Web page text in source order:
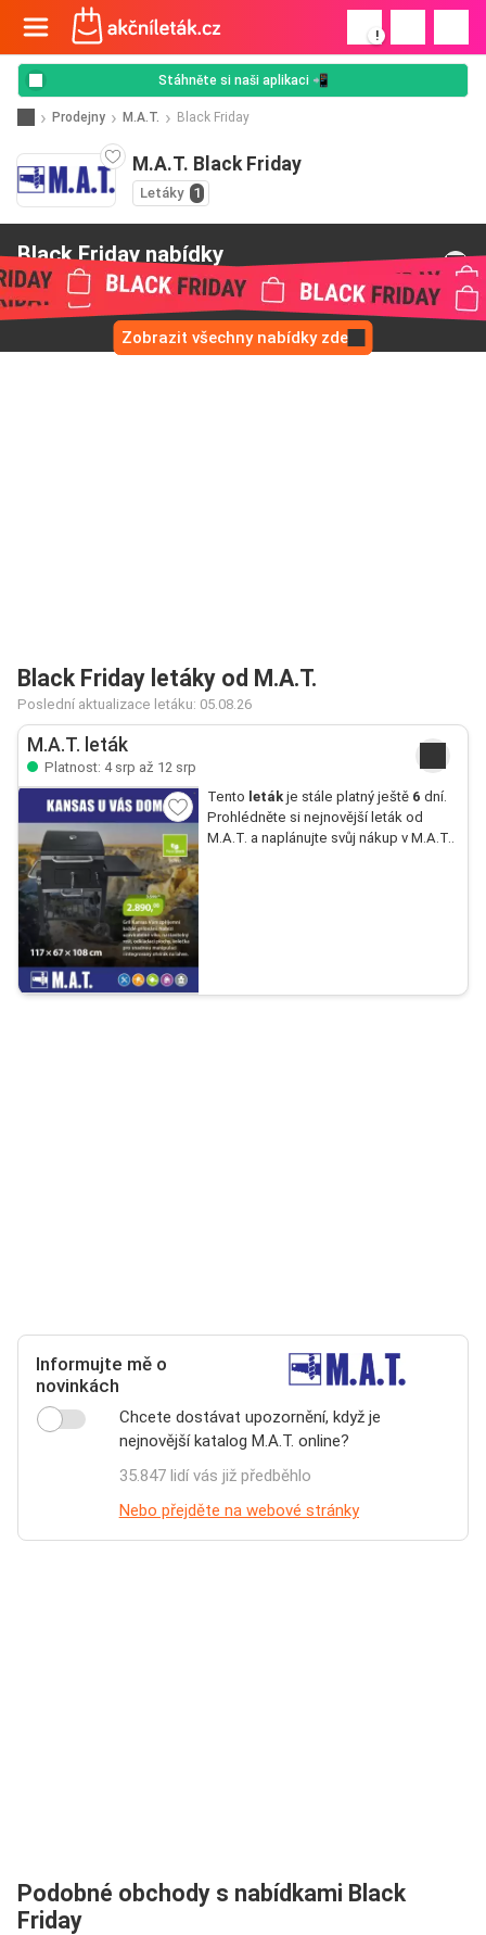
!
Stáhněte si naši aplikaci 📲
Prodejny M.A.T. Black Friday
M.A.T. Black Friday
Letáky 1
Black Friday nabídky
od M.A.T.
Zobrazit všechny nabídky zde
Black Friday letáky od M.A.T.
Poslední aktualizace letáku: 05.08.26
M.A.T. leták
Platnost: 4 srp až 12 srp
Tento letákje stále platný ještě 6 dní.
Prohlédněte si nejnovější leták od
M.A.T. a naplánujte svůj nákup v M.A.T..
Informujte mě o
novinkách
Chcete dostávat upozornění, když je
nejnovější katalog M.A.T. online?
35.847 lidí vás již předběhlo
Nebo přejděte na webové stránky
Podobné obchody s nabídkami Black
Friday